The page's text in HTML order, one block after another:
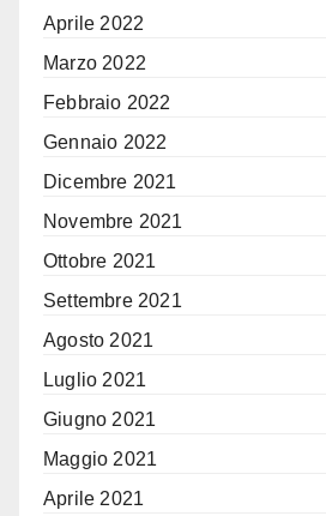
Aprile 2022
Marzo 2022
Febbraio 2022
Gennaio 2022
Dicembre 2021
Novembre 2021
Ottobre 2021
Settembre 2021
Agosto 2021
Luglio 2021
Giugno 2021
Maggio 2021
Aprile 2021